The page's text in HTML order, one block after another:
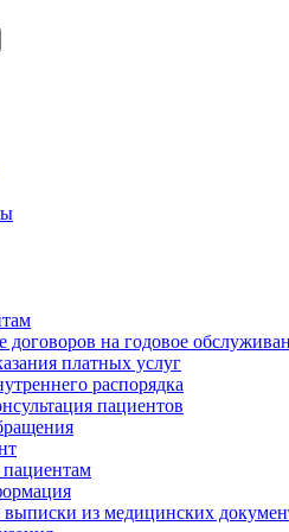
договоров на годовое
платных услуг
распорядка
пациентов
из медицинских